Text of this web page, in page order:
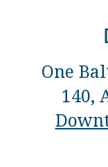
One
140,